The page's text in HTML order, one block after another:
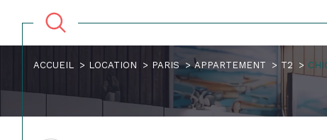
ACCUEIL LOCATION PARIS APPARTEMENT T2